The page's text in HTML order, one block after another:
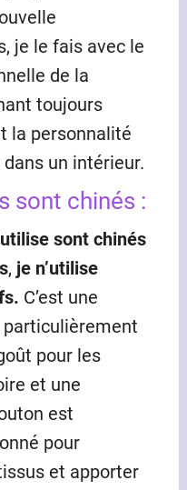
je le fais avec le
de la
toujours
la personnalité
un intérieur.
sont chinés :
sont chinés
, je n’utilise
C’est une
pour les
et une
est
pour
et apporter